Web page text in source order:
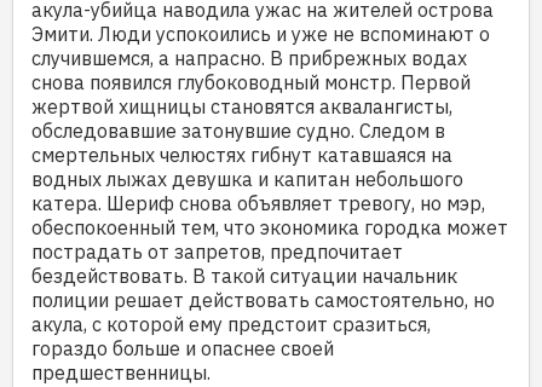
акула-убийца наводила ужас на жителей острова
Эмити. Люди успокоились и уже не вспоминают о
случившемся, а напрасно. В прибрежных водах
снова появился глубоководный монстр. Первой
жертвой хищницы становятся аквалангисты,
обследовавшие затонувшие судно. Следом в
смертельных челюстях гибнут катавшаяся на
водных лыжах девушка и капитан небольшого
катера. Шериф снова объявляет тревогу, но мэр,
обеспокоенный тем, что экономика городка может
пострадать от запретов, предпочитает
бездействовать. В такой ситуации начальник
полиции решает действовать самостоятельно, но
акула, с которой ему предстоит сразиться,
гораздо больше и опаснее своей
предшественницы.